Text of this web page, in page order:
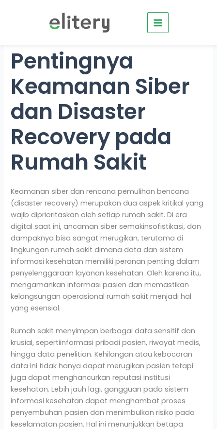
Pentingnya
Keamanan Siber
dan Disaster
Recovery pada
Rumah Sakit
Keamanan siber dan rencana pemulihan bencana
(disaster recovery) merupakan dua aspek kritikal yang
wajib diprioritaskan oleh setiap rumah sakit. Di era
digital saat ini, ancaman siber semakinsofistikasi, dan
dampaknya bisa sangat merugikan, terutama di
lingkungan rumah sakit dimana data dan sistem
informasi kesehatan memiliki peranan penting dalam
penyelenggaraan layanan kesehatan. Oleh karena itu,
mengamankan informasi pasien dan memastikan
kelangsungan operasional rumah sakit menjadi hal
yang esensial.
Rumah sakit menyimpan berbagai data sensitif dan
krusial, sepertiinformasi pribadi pasien, riwayat medis,
hingga data penelitian. Kehilangan atau kebocoran
data ini tidak hanya dapat merugikan pasien tetapi
juga dapat menghancurkan reputasi institusi
kesehatan. Lebih jauh lagi, gangguan pada sistem
informasi kesehatan dapat menghambat proses
penyembuhan pasien dan menimbulkan risiko pada
keselamatan pasien. Hal ini menunjukkan betapa